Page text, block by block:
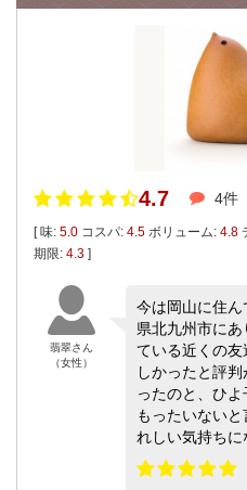
4.7 4件
[ 味: 5.0 コスパ: 4.5 ボリューム: 4.8
期限: 4.3 ]
翡翠さん
（女性）
今は岡山に住ん
県北九州市に
ている近くの
しかったと評
ったのと、ひ
もったいない
れしい気持ちに